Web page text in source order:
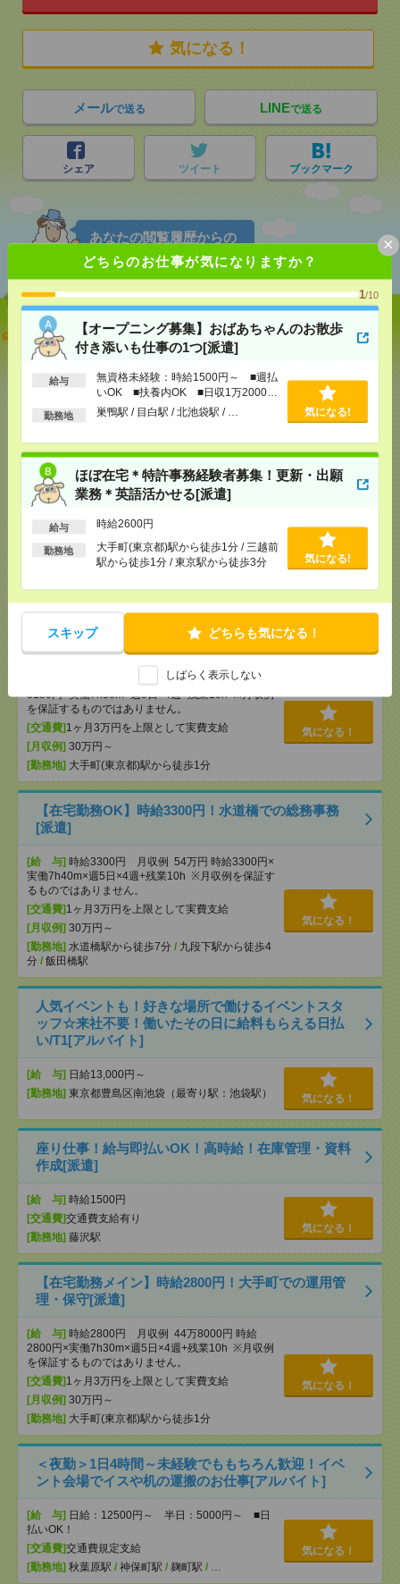
どちらのお仕事が気になりますか？
1/10
【オープニング募集】おばあちゃんのお散歩
付き添いも仕事の1つ[派遣]
給与
無資格未経験：時給1500円～ ■週払
いOK ■扶養内OK ■日収1万2000円
以上
勤務地 巣鴨駅 / 目白駅 / 北池袋駅 / … 気になる!
ほぼ在宅＊特許事務経験者募集！更新・出願
業務＊英語活かせる[派遣]
給与 時給2600円
勤務地
大手町(東京都)駅から徒歩1分 / 三越前
駅から徒歩1分 / 東京駅から徒歩3分
気になる!
スキップ どちらも気になる！
しばらく表示しない
×
気になる！
メールで送る LINEで送る
シェア ツイート ブックマーク
あなたの閲覧履歴からの
おすすめ
【オープニング募集】おばあちゃんのお散歩付き添
いも仕事の1つ[派遣]
[給 与]無資格未経験：時給1500円～ ■週払い
OK ■扶養内OK ■日収1万2000円以上
[交通費]交通費全額支給
気になる！
ほぼ在宅＊特許事務経験者募集！更新・出願業務＊
英語活かせる[派遣]
[給 与]時給2600円
[交通費]交通費支給
大手町(東京都)駅から徒歩1分/
三越前駅か
気になる！
【在宅勤務OK】時給3150円！大手！大手町での運用
時給3150円 月収例 50万4000円 時給
3150円×実働7h30m×週5日×4週+残業10h ※月収例
を保証するものではありません。
[交通費] 1ヶ月3万円を上限として実費支給
[月収例] 30万円～
[勤務地] 大手町(東京都)駅から徒歩1分
気になる！
【在宅勤務OK】時給3300円！水道橋での総務事務
[派遣]
[給 与] 時給3300円 月収例 54万円 時給3300円×
実働7h40m×週5日×4週+残業10h ※月収例を保証す
るものではありません。
[交通費] 1ヶ月3万円を上限として実費支給
[月収例] 30万円～
[勤務地] 水道橋駅から徒歩7分 / 九段下駅から徒歩4
分 / 飯田橋駅
気になる！
人気イベントも！好きな場所で働けるイベントスタ
ッフ☆来社不要！働いたその日に給料もらえる日払
い/T1[アルバイト]
[給 与] 日給13,000円～
[勤務地] 東京都豊島区南池袋（最寄り駅：池袋駅） 気になる！
座り仕事！給与即払いOK！高時給！在庫管理・資料
作成[派遣]
[給 与] 時給1500円
[交通費]交通費支給有り
[勤務地] 藤沢駅
気になる！
【在宅勤務メイン】時給2800円！大手町での運用管
理・保守[派遣]
[給 与] 時給2800円 月収例 44万8000円 時給
2800円×実働7h30m×週5日×4週+残業10h ※月収例
を保証するものではありません。
[交通費] 1ヶ月3万円を上限として実費支給
[月収例] 30万円～
[勤務地] 大手町(東京都)駅から徒歩1分
気になる！
＜夜勤＞1日4時間～未経験でももちろん歓迎！イベ
ント会場でイスや机の運搬のお仕事[アルバイト]
[給 与] 日給：12500円～ 半日：5000円～ ■日
払いOK！
[交通費]交通費規定支給
[勤務地] 秋葉原駅 / 神保町駅 / 麹町駅 / …
気になる！